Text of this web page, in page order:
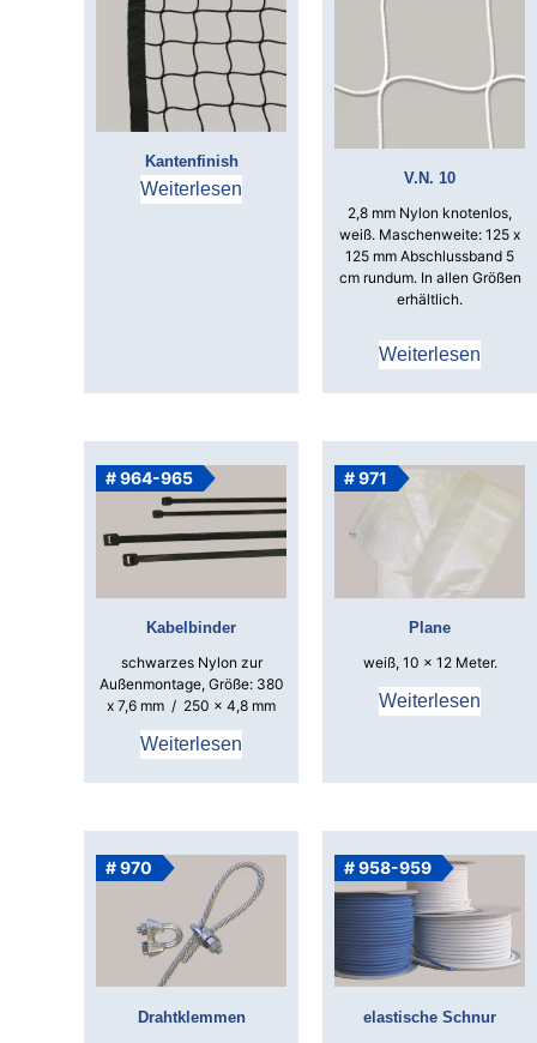
Kantenfinish
Weiterlesen
V.N. 10
2,8 mm Nylon knotenlos,
weiß. Maschenweite: 125 x
125 mm Abschlussband 5
cm rundum. In allen Größen
erhältlich.
Weiterlesen
# 964-965
Kabelbinder
schwarzes Nylon zur
Außenmontage, Größe: 380
x 7,6 mm / 250 x 4,8 mm
Weiterlesen
# 971
Plane
weiß, 10 x 12 Meter.
Weiterlesen
# 970
Drahtklemmen
# 958-959
elastische Schnur